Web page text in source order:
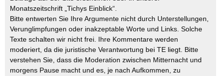
Monatszeitschrift „Tichys Einblick“.
Bitte entwerten Sie Ihre Argumente nicht durch Unterstellungen,
Verunglimpfungen oder inakzeptable Worte und Links. Solche
Texte schalten wir nicht frei. Ihre Kommentare werden
moderiert, da die juristische Verantwortung bei TE liegt. Bitte
verstehen Sie, dass die Moderation zwischen Mitternacht und
morgens Pause macht und es, je nach Aufkommen, zu